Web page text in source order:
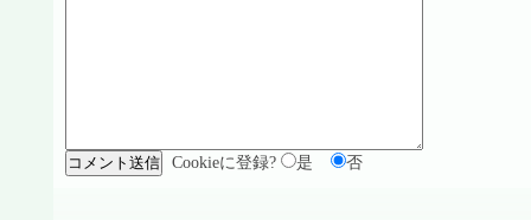
Cookieに登録? 是 否